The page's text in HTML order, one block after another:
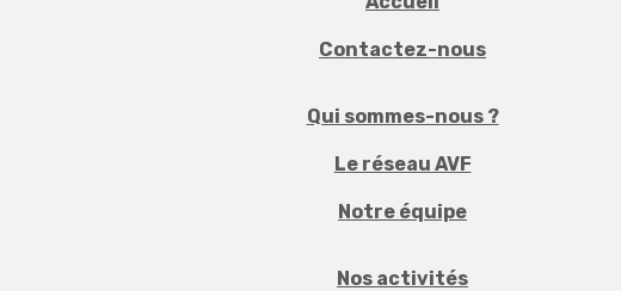
Contactez-nous
Qui sommes-nous ?
Le réseau AVF
Notre équipe
Nos activités